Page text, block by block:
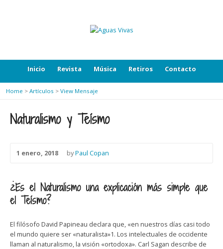
Inicio Revista Música Retiros Contacto
Home > Artículos > View Mensaje
Naturalismo y Teísmo
1 enero, 2018 byPaul Copan
¿Es el Naturalismo una explicación más simple que
el Teísmo?
El filósofo David Papineau declara que, «en nuestros días casi todo
el mundo quiere ser «naturalista»1. Los intelectuales de occidente
llaman al naturalismo, la visión «ortodoxa». Carl Sagan describe de